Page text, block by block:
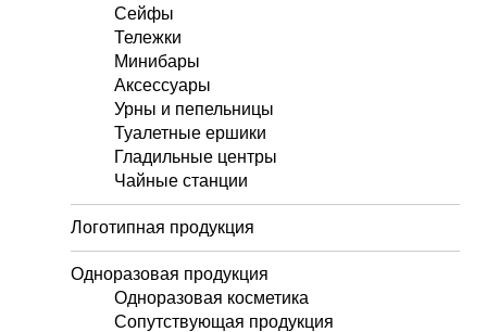
Сейфы
Тележки
Минибары
Аксессуары
Урны и пепельницы
Туалетные ершики
Гладильные центры
Чайные станции
Логотипная продукция
Одноразовая продукция
Одноразовая косметика
Сопутствующая продукция